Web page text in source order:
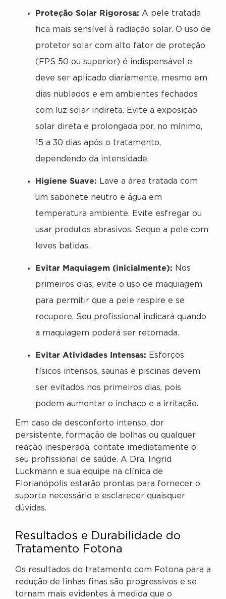
Proteção Solar Rigorosa: A pele tratada
fica mais sensível à radiação solar. O uso de
protetor solar com alto fator de proteção
(FPS 50 ou superior) é indispensável e
deve ser aplicado diariamente, mesmo em
dias nublados e em ambientes fechados
com luz solar indireta. Evite a exposição
solar direta e prolongada por, no mínimo,
15 a 30 dias após o tratamento,
dependendo da intensidade.
Higiene Suave: Lave a área tratada com
um sabonete neutro e água em
temperatura ambiente. Evite esfregar ou
usar produtos abrasivos. Seque a pele com
leves batidas.
Evitar Maquiagem (inicialmente): Nos
primeiros dias, evite o uso de maquiagem
para permitir que a pele respire e se
recupere. Seu profissional indicará quando
a maquiagem poderá ser retomada.
Evitar Atividades Intensas: Esforços
físicos intensos, saunas e piscinas devem
ser evitados nos primeiros dias, pois
podem aumentar o inchaço e a irritação.
Em caso de desconforto intenso, dor
persistente, formação de bolhas ou qualquer
reação inesperada, contate imediatamente o
seu profissional de saúde. A Dra. Ingrid
Luckmann e sua equipe na clínica de
Florianópolis estarão prontas para fornecer o
suporte necessário e esclarecer quaisquer
dúvidas.
Resultados e Durabilidade do
Tratamento Fotona
Os resultados do tratamento com Fotona para a
redução de linhas finas são progressivos e se
tornam mais evidentes à medida que o